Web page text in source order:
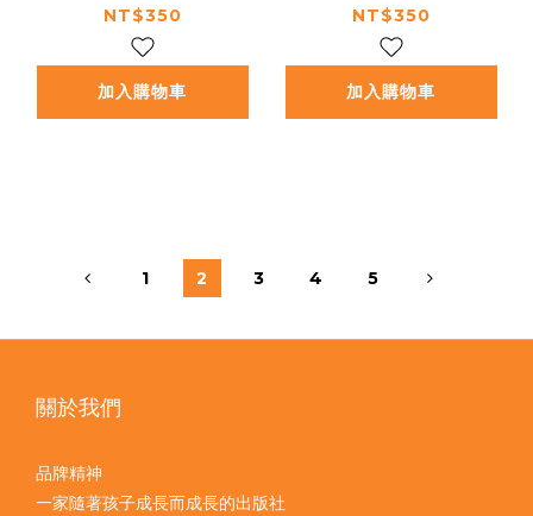
教育）
NT$350
加入購物車
本：獨立思考／突破框
架）
NT$350
加入購物車
1 2 3 4 5
關於我們
品牌精神
一家隨著孩子成長而成長的出版社